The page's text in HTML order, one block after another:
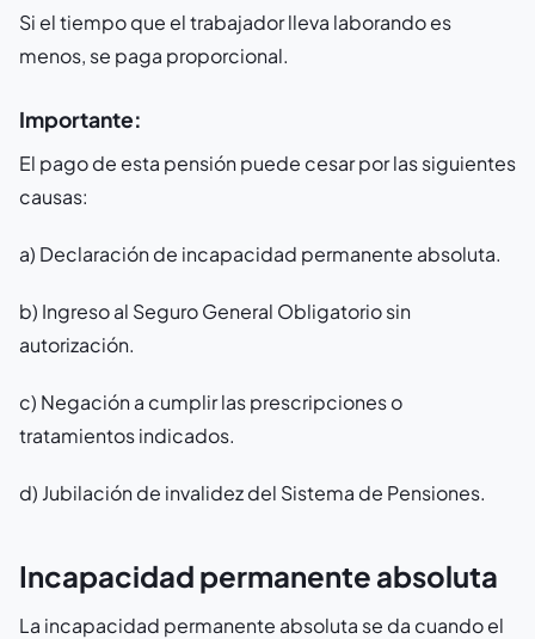
Si el tiempo que el trabajador lleva laborando es
menos, se paga proporcional.
Importante:
El pago de esta pensión puede cesar por las siguientes
causas:
a) Declaración de incapacidad permanente absoluta.
b) Ingreso al Seguro General Obligatorio sin
autorización.
c) Negación a cumplir las prescripciones o
tratamientos indicados.
d) Jubilación de invalidez del Sistema de Pensiones.
Incapacidad permanente absoluta
La incapacidad permanente absoluta se da cuando el